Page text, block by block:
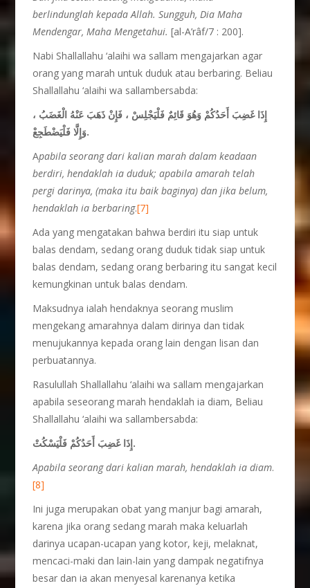
berlindunglah kepada Allah. Sungguh, Dia Maha
Mendengar, Maha Mengetahui.[al-A’râf/7 : 200].
Nabi Shallallahu ‘alaihi wa sallam mengajarkan agar
orang yang marah untuk duduk atau berbaring. Beliau
Shallallahu ‘alaihi wa sallambersabda:
إِذَا غَضِبَ أَحَدُكُمْ وَهُوَ قَائِمٌ فَلْيَجْلِسْ ، فَإِنْ ذَهَبَ عَنْهُ الْغَضَبُ ،
وَإِلَّا فَلْيَضْطَجِعْ.
Apabila seorang dari kalian marah dalam keadaan
berdiri, hendaklah ia duduk; apabila amarah telah
pergi darinya, (maka itu baik baginya) dan jika belum,
hendaklah ia berbaring.[7]
Ada yang mengatakan bahwa berdiri itu siap untuk
balas dendam, sedang orang duduk tidak siap untuk
balas dendam, sedang orang berbaring itu sangat kecil
kemungkinan untuk balas dendam.
Maksudnya ialah hendaknya seorang muslim
mengekang amarahnya dalam dirinya dan tidak
menujukannya kepada orang lain dengan lisan dan
perbuatannya.
Rasulullah Shallallahu ‘alaihi wa sallam mengajarkan
apabila seseorang marah hendaklah ia diam, Beliau
Shallallahu ‘alaihi wa sallambersabda:
إِذَا غَضِبَ أَحَدُكُمْ فَلْيَسْكُتْ.
Apabila seorang dari kalian marah, hendaklah ia diam.
[8]
Ini juga merupakan obat yang manjur bagi amarah,
karena jika orang sedang marah maka keluarlah
darinya ucapan-ucapan yang kotor, keji, melaknat,
mencaci-maki dan lain-lain yang dampak negatifnya
besar dan ia akan menyesal karenanya ketika